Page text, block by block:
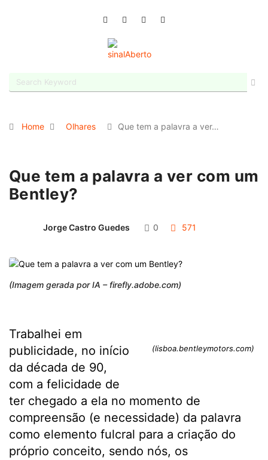
Home Olhares Que tem a palavra a ver…
Que tem a palavra a ver com um
Bentley?
Jorge Castro Guedes 0 571
(Imagem gerada por IA – firefly.adobe.com)
(lisboa.bentleymotors.com)
Trabalhei em
publicidade, no início
da década de 90,
com a felicidade de
ter chegado a ela no momento de
compreensão (e necessidade) da palavra
como elemento fulcral para a criação do
próprio conceito, sendo nós, os